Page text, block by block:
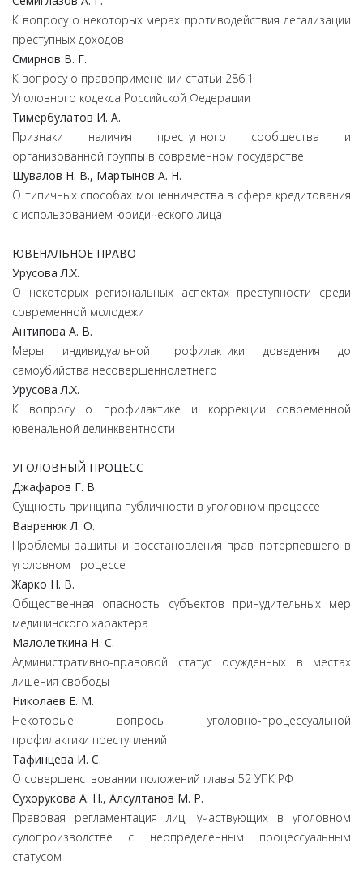
К вопросу о некоторых мерах противодействия легализации
преступных доходов
Смирнов В. Г.
К вопросу о правоприменении статьи 286.1
Уголовного кодекса Российской Федерации
Тимербулатов И. А.
Признаки наличия преступного сообщества и
организованной группы в современном государстве
Шувалов Н. В., Мартынов А. Н.
О типичных способах мошенничества в сфере кредитования
с использованием юридического лица
ЮВЕНАЛЬНОЕ ПРАВО
Урусова Л.Х.
О некоторых региональных аспектах преступности среди
современной молодежи
Антипова А. В.
Меры индивидуальной профилактики доведения до
самоубийства несовершеннолетнего
Урусова Л.Х.
К вопросу о профилактике и коррекции современной
ювенальной делинквентности
УГОЛОВНЫЙ ПРОЦЕСС
Джафаров Г. В.
Сущность принципа публичности в уголовном процессе
Вавренюк Л. О.
Проблемы защиты и восстановления прав потерпевшего в
уголовном процессе
Жарко Н. В.
Общественная опасность субъектов принудительных мер
медицинского характера
Малолеткина Н. С.
Административно-правовой статус осужденных в местах
лишения свободы
Николаев Е. М.
Некоторые вопросы уголовно-процессуальной
профилактики преступлений
Тафинцева И. С.
О совершенствовании положений главы 52 УПК РФ
Сухорукова А. Н., Алсултанов М. Р.
Правовая регламентация лиц, участвующих в уголовном
судопроизводстве с неопределенным процессуальным
статусом